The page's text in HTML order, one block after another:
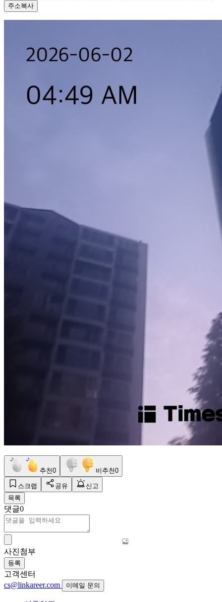
주소복사
추천0 비추천0
스크랩 공유
신고
목록
댓글0
사진첨부
등록
고객센터
cs@linkareer.com
이메일 문의